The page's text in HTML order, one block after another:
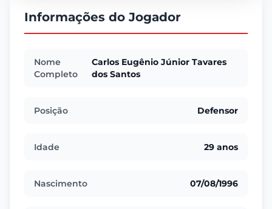
Informações do Jogador
Nome
Completo
Carlos Eugênio Júnior Tavares
dos Santos
Posição Defensor
Idade 29 anos
Nascimento 07/08/1996